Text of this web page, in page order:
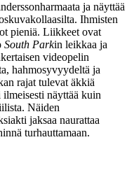
ja näyttää
Ihmisten
pieniä. Liikkeet ovat
South Parkin leikkaa ja
videopelin
hahmosyvyydeltä ja
rajat tulevat äkkiä
näyttää kuin
Näiden
jaksaa naurattaa
turhauttamaan.